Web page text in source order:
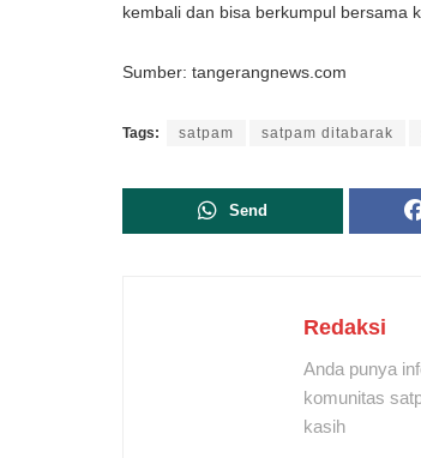
kembali dan bisa berkumpul bersama
Sumber: tangerangnews.com
Tags: satpam satpam ditabarak
Send
Redaksi
Anda punya
komunitas
kasih